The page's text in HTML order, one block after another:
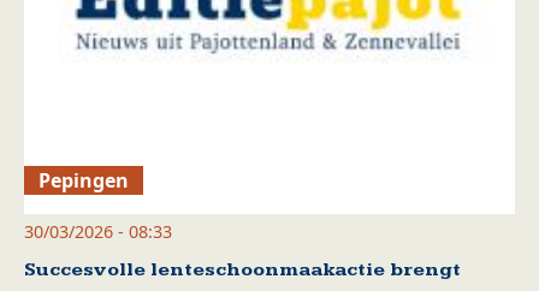
Pepingen
30/03/2026 - 08:33
Succesvolle lenteschoonmaakactie brengt